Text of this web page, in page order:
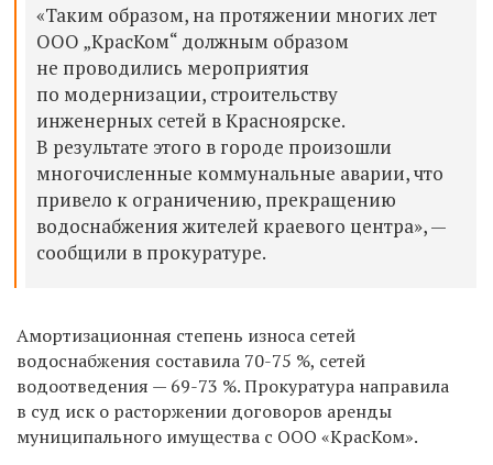
«Таким образом, на протяжении многих лет
ООО „КрасКом“ должным образом
не проводились мероприятия
по модернизации, строительству
инженерных сетей в Красноярске.
В результате этого в городе произошли
многочисленные коммунальные аварии, что
привело к ограничению, прекращению
водоснабжения жителей краевого центра», —
сообщили в прокуратуре.
Амортизационная степень износа сетей
водоснабжения составила 70-75 %, сетей
водоотведения — 69-73 %. Прокуратура направила
в суд иск о расторжении договоров аренды
муниципального имущества с ООО «КрасКом».